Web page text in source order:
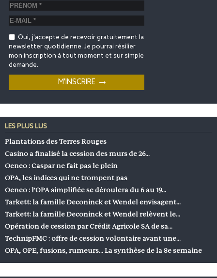
Oui, j'accepte de recevoir gratuitement la
newsletter quotidienne. Je pourrai résilier
mon inscription à tout moment et sur simple
demande.
LES PLUS LUS
Plantations des Terres Rouges
Casino a finalisé la cession des murs de 26…
Oeneo : Caspar ne fait pas le plein
OPA, les indices qui ne trompent pas
Oeneo : l’OPA simplifiée se déroulera du 6 au 19…
Tarkett: la famille Deconinck et Wendel envisagent…
Tarkett: la famille Deconinck et Wendel relèvent le…
Opération de cession par Crédit Agricole SA de sa…
TechnipFMC : offre de cession volontaire avant une…
OPA, OPE, fusions, rumeurs… La synthèse de la 8e semaine